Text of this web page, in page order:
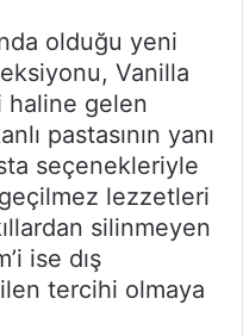
olduğu yeni
Vanilla
haline gelen
pastasının yanı
seçenekleriyle
lezzetleri
silinmeyen
ise dış
tercihi olmaya